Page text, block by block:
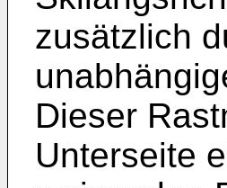
zusätzlich
Dieser
Unterseite